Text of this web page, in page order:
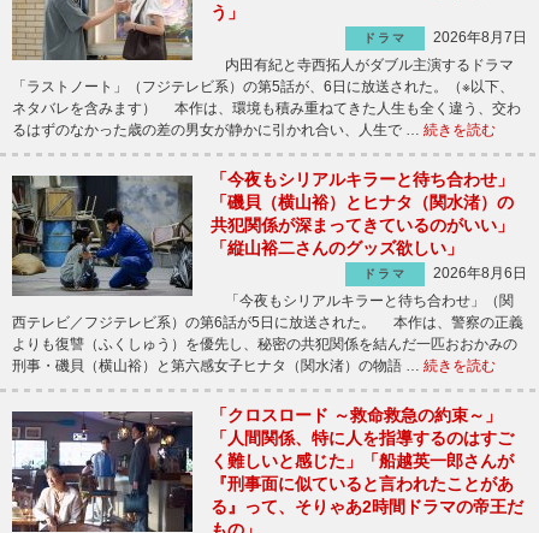
う」
ドラマ
2026年8月7日
内田有紀と寺西拓人がダブル主演するドラマ
「ラストノート」（フジテレビ系）の第5話が、6日に放送された。（※以下、
ネタバレを含みます） 本作は、環境も積み重ねてきた人生も全く違う、交わ
るはずのなかった歳の差の男女が静かに引かれ合い、人生で … 続きを読む
「今夜もシリアルキラーと待ち合わせ」
「磯貝（横山裕）とヒナタ（関水渚）の
共犯関係が深まってきているのがいい」
「縦山裕二さんのグッズ欲しい」
ドラマ
2026年8月6日
「今夜もシリアルキラーと待ち合わせ」（関
西テレビ／フジテレビ系）の第6話が5日に放送された。 本作は、警察の正義
よりも復讐（ふくしゅう）を優先し、秘密の共犯関係を結んだ一匹おおかみの
刑事・磯貝（横山裕）と第六感女子ヒナタ（関水渚）の物語 … 続きを読む
「クロスロード ～救命救急の約束～」
「人間関係、特に人を指導するのはすご
く難しいと感じた」「船越英一郎さんが
『刑事面に似ていると言われたことがあ
る』って、そりゃあ2時間ドラマの帝王だ
もの」